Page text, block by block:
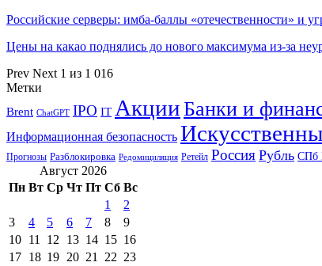
Российские серверы: имба-баллы «отечественности» и
Цены на какао поднялись до нового максимума из-за
Prev Next 1 из 1 016
Метки
Brent ChatGPT IPO IT АкцииБанки и
Информационная безопасность
Прогнозы Разблокировка Редомициляция Ретейл Россия Рубль СПб
Август 2026
Пн Вт Ср Чт Пт Сб Вс
1
2
3
4 5 6 7 8
9
10 11 12 13 14 15 16
17 18 19 20 21 22 23